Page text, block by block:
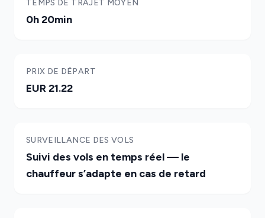
TEMPS DE TRAJET MOYEN
0h 20min
PRIX DE DÉPART
EUR 21.22
SURVEILLANCE DES VOLS
Suivi des vols en temps réel — le
chauffeur s’adapte en cas de retard